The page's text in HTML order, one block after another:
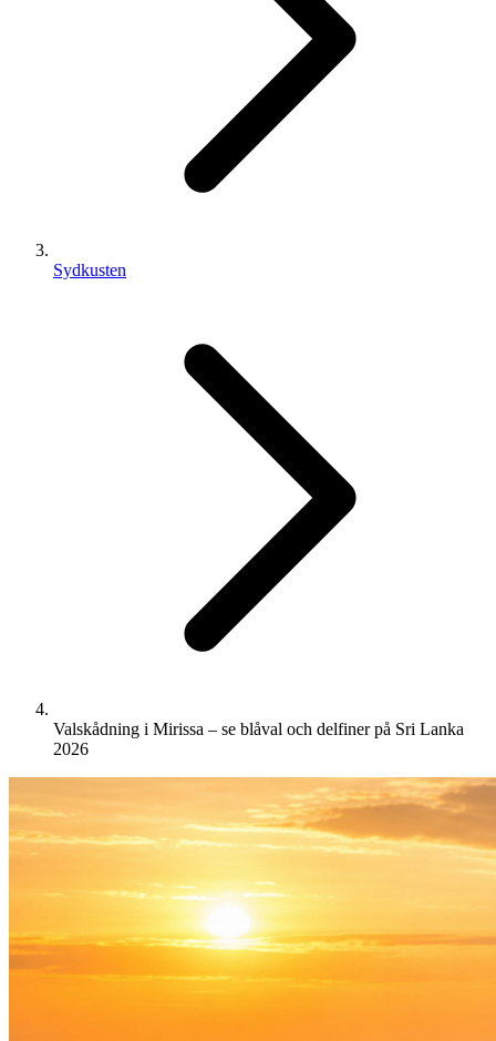
Sydkusten
Valskådning i Mirissa – se blåval och delfiner på Sri Lanka
2026